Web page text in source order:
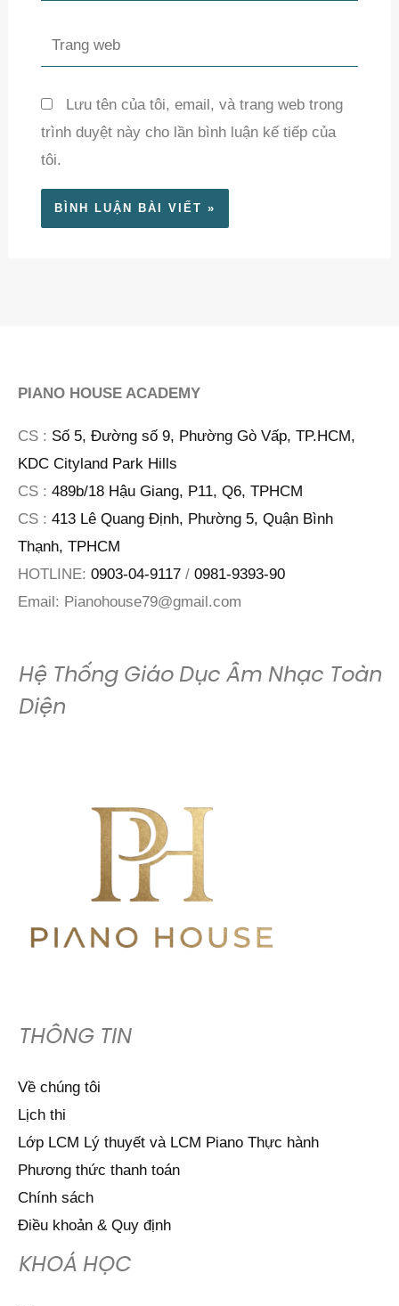
Trang
web
Lưu tên của tôi, email, và trang web trong
trình duyệt này cho lần bình luận kế tiếp của
tôi.
PIANO HOUSE ACADEMY
CS : Số 5, Đường số 9, Phường Gò Vấp, TP.HCM,
KDC Cityland Park Hills
CS : 489b/18 Hậu Giang, P11, Q6, TPHCM
CS : 413 Lê Quang Định, Phường 5, Quận Bình
Thạnh, TPHCM
HOTLINE: 0903-04-9117 / 0981-9393-90
Email: Pianohouse79@gmail.com
Hệ Thống Giáo Dục Âm Nhạc Toàn
Diện
THÔNG TIN
Về chúng tôi
Lịch thi
Lớp LCM Lý thuyết và LCM Piano Thực hành
Phương thức thanh toán
Chính sách
Điều khoản & Quy định
KHOÁ HỌC